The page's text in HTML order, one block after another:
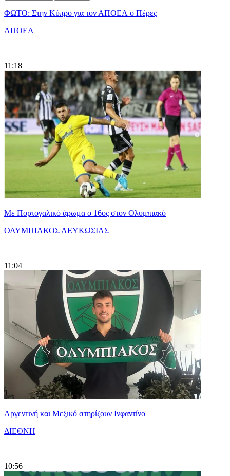
ΦΩΤΟ: Στην Κύπρο για τον ΑΠΟΕΛ ο Πέρες
ΑΠΟΕΛ
|
11:18
Με Πορτογαλικό άρωμα ο 16ος στον Ολυμπιακό
ΟΛΥΜΠΙΑΚΟΣ ΛΕΥΚΩΣΙΑΣ
|
11:04
Αργεντινή και Μεξικό στηρίζουν Ινφαντίνο
ΔΙΕΘΝΗ
|
10:56